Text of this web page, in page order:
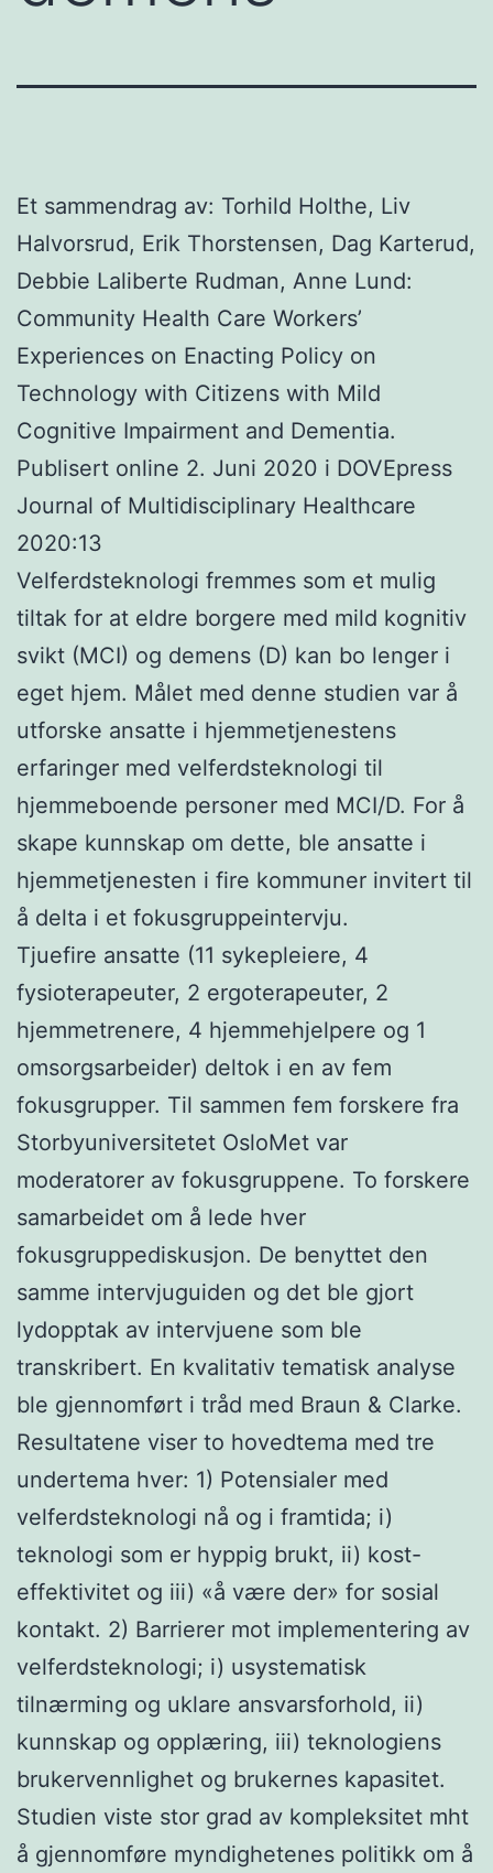
Et sammendrag av: Torhild Holthe, Liv
Halvorsrud, Erik Thorstensen, Dag Karterud,
Debbie Laliberte Rudman, Anne Lund:
Community Health Care Workers’
Experiences on Enacting Policy on
Technology with Citizens with Mild
Cognitive Impairment and Dementia.
Publisert online 2. Juni 2020 i DOVEpress
Journal of Multidisciplinary Healthcare
2020:13
Velferdsteknologi fremmes som et mulig
tiltak for at eldre borgere med mild kognitiv
svikt (MCI) og demens (D) kan bo lenger i
eget hjem. Målet med denne studien var å
utforske ansatte i hjemmetjenestens
erfaringer med velferdsteknologi til
hjemmeboende personer med MCI/D. For å
skape kunnskap om dette, ble ansatte i
hjemmetjenesten i fire kommuner invitert til
å delta i et fokusgruppeintervju.
Tjuefire ansatte (11 sykepleiere, 4
fysioterapeuter, 2 ergoterapeuter, 2
hjemmetrenere, 4 hjemmehjelpere og 1
omsorgsarbeider) deltok i en av fem
fokusgrupper. Til sammen fem forskere fra
Storbyuniversitetet OsloMet var
moderatorer av fokusgruppene. To forskere
samarbeidet om å lede hver
fokusgruppediskusjon. De benyttet den
samme intervjuguiden og det ble gjort
lydopptak av intervjuene som ble
transkribert. En kvalitativ tematisk analyse
ble gjennomført i tråd med Braun & Clarke.
Resultatene viser to hovedtema med tre
undertema hver: 1) Potensialer med
velferdsteknologi nå og i framtida; i)
teknologi som er hyppig brukt, ii) kost-
effektivitet og iii) «å være der» for sosial
kontakt. 2) Barrierer mot implementering av
velferdsteknologi; i) usystematisk
tilnærming og uklare ansvarsforhold, ii)
kunnskap og opplæring, iii) teknologiens
brukervennlighet og brukernes kapasitet.
Studien viste stor grad av kompleksitet mht
å gjennomføre myndighetenes politikk om å